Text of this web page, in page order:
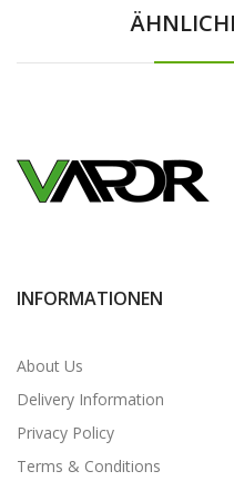
INFORMATIONEN
About Us
Delivery Information
Privacy Policy
Terms & Conditions